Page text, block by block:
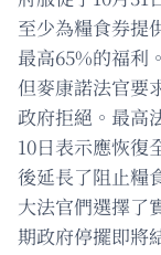
至少為糧食券提
最高65%的福利。
但麥康諾法官要
政府拒絕。最高
10日表示應恢復
後延長了阻止糧
大法官們選擇了
期政府停擺即將